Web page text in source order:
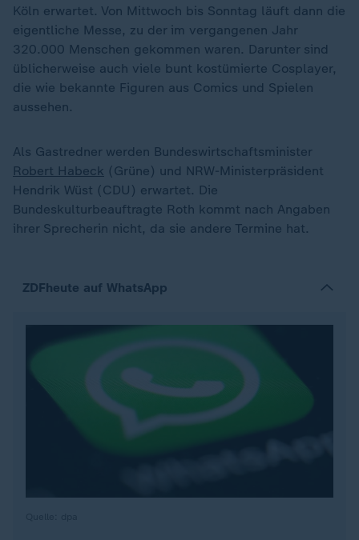
Köln erwartet. Von Mittwoch bis Sonntag läuft dann die
eigentliche Messe, zu der im vergangenen Jahr
320.000 Menschen gekommen waren. Darunter sind
üblicherweise auch viele bunt kostümierte Cosplayer,
die wie bekannte Figuren aus Comics und Spielen
aussehen.
Als Gastredner werden Bundeswirtschaftsminister
Robert Habeck (Grüne) und NRW-Ministerpräsident
Hendrik Wüst (CDU) erwartet. Die
Bundeskulturbeauftragte Roth kommt nach Angaben
ihrer Sprecherin nicht, da sie andere Termine hat.
ZDFheute auf WhatsApp